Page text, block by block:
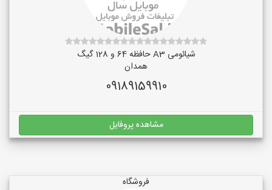
شیائومی A3 حافظه 64 و 128 گیگ
همدان
09189159910
مشاهده پروفایل
فروشگاه